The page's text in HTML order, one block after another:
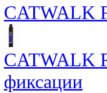
CATWALK
CATWALK
фиксации